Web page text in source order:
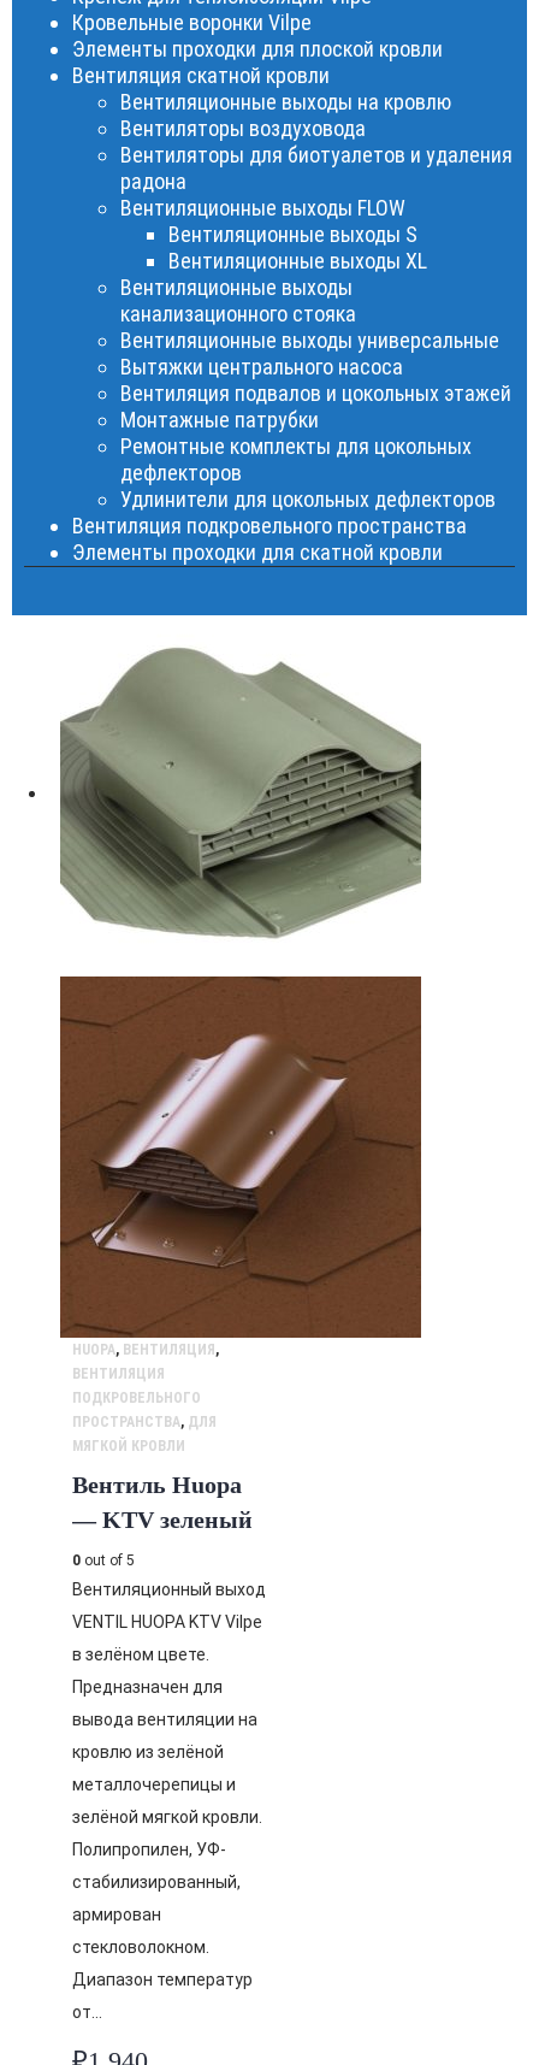
Кровельные воронки Vilpe
Элементы проходки для плоской кровли
Вентиляция скатной кровли
Вентиляционные выходы на кровлю
Вентиляторы воздуховода
Вентиляторы для биотуалетов и удаления
радона
Вентиляционные выходы FLOW
Вентиляционные выходы S
Вентиляционные выходы XL
Вентиляционные выходы
канализационного стояка
Вентиляционные выходы универсальные
Вытяжки центрального насоса
Вентиляция подвалов и цокольных этажей
Монтажные патрубки
Ремонтные комплекты для цокольных
дефлекторов
Удлинители для цокольных дефлекторов
Вентиляция подкровельного пространства
Элементы проходки для скатной кровли
HUOPA, ВЕНТИЛЯЦИЯ ,
ВЕНТИЛЯЦИЯ
ПОДКРОВЕЛЬНОГО
ПРОСТРАНСТВА, ДЛЯ
МЯГКОЙ КРОВЛИ
Вентиль Huopa
— KTV зеленый
0 out of 5
Вентиляционный выход
VENTIL HUOPA KTV Vilpe
в зелёном цвете.
Предназначен для
вывода вентиляции на
кровлю из зелёной
металлочерепицы и
зелёной мягкой кровли.
Полипропилен, УФ-
стабилизированный,
армирован
стекловолокном.
Диапазон температур
от…